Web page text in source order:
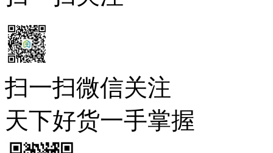
扫一扫微信关注
天下好货一手掌握